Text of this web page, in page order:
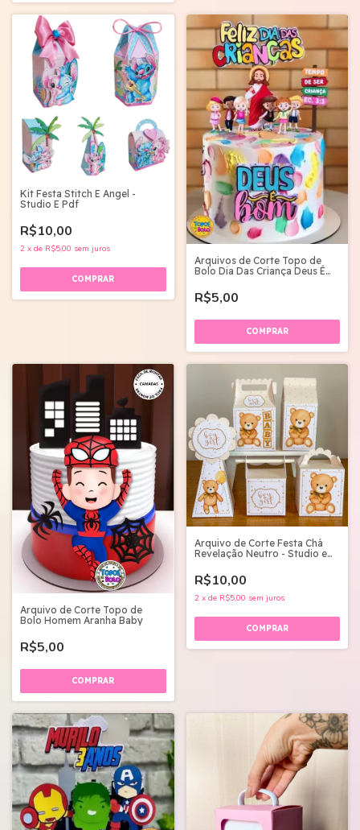
Kit Festa Stitch E Angel -
Studio E Pdf
R$10,00
2 x de R$5,00 sem juros
Arquivos de Corte Topo de
Bolo Dia Das Criança Deus É
R$5,00
Arquivo de Corte Topo de
Bolo Homem Aranha Baby
R$5,00
Arquivo de Corte Festa Chá
Revelação Neutro - Studio e
R$10,00
2 x de R$5,00 sem juros